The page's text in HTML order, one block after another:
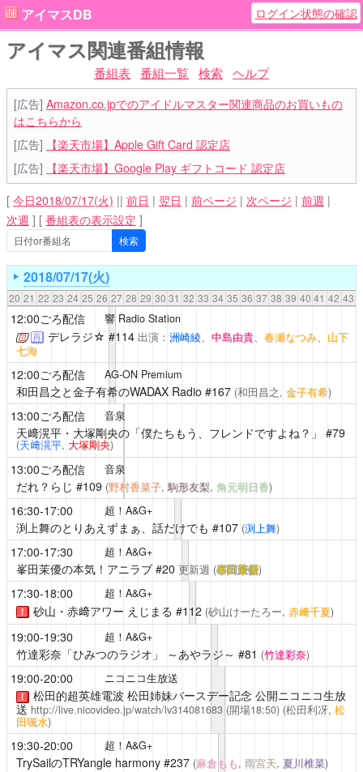
アイマスDB ログイン状態の確認
アイマス関連番組情報
番組表 番組一覧 検索 ヘルプ
[広告] Amazon.co.jpでのアイドルマスター関連商品のお買いもの
はこちらから
[広告]
【楽天市場】Apple Gift Card 認定店
[広告]
【楽天市場】Google Play ギフトコード 認定店
[ 今日2018/07/17(火) || 前日 | 翌日 | 前ページ | 次ページ | 前週 |
次週 ] [ 番組表の表示設定 ]
2018/07/17(火)
20 21 22 23 24 25 26 27 28 29 30 31 32 33 34 35 36 37 38 39 40 41 42 43
12:00ごろ配信 響 Radio Station
再 デレラジ☆ #114 出演： 洲崎綾、 中島由貴、 春瀬なつみ、 山下
七海
12:00ごろ配信 AG-ON Premium
和田昌之と金子有希のWADAX Radio#167 (和田昌之, 金子有希)
13:00ごろ配信 音泉
天﨑滉平・大塚剛央の「僕たちもう、フレンドですよね？」 #79
(天﨑滉平, 大塚剛央)
13:00ごろ配信 音泉
だれ？らじ #109 (野村香菜子, 駒形友梨, 角元明日香)
16:30-17:00 超！A&G+
渕上舞のとりあえずまぁ、話だけでも #107 (渕上舞)
17:00-17:30 超！A&G+
峯田茉優の本気！アニラブ#20 更新週 (峯田茉優)
17:30-18:00 超！A&G+
！ 砂山・赤﨑アワー えじまる #112 (砂山けーたろー, 赤﨑千夏)
19:00-19:30 超！A&G+
竹達彩奈「ひみつのラジオ」 ～あやラジ～ #81 (竹達彩奈)
19:00-20:00 ニコニコ生放送
！ 松田的超英雄電波 松田姉妹バースデー記念 公開ニコニコ生放
送http://live.nicovideo.jp/watch/lv314081683(開場18:50) (松田利冴, 松
田颯水)
19:30-20:00 超！A&G+
TrySailのTRYangle harmony#237 (麻倉もも, 雨宮天, 夏川椎菜)